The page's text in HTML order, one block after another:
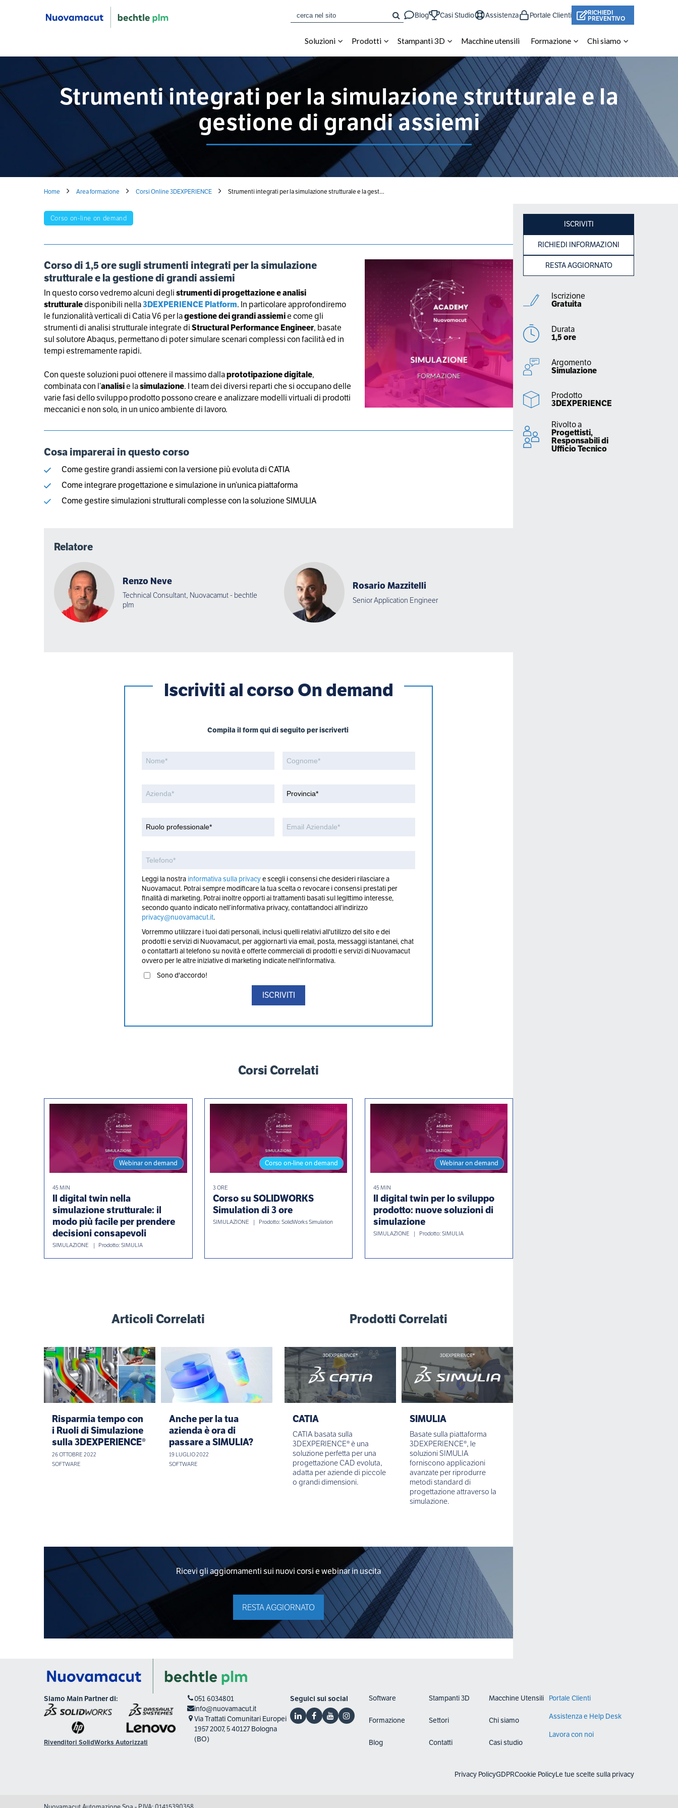
CERCA
Blog Casi Studio Assistenza Portale Clienti
RICHIEDI
PREVENTIVO
Soluzioni Prodotti Stampanti 3D Macchine utensili Formazione Chi siamo
Strumenti integrati per la simulazione strutturale e la
gestione di grandi assiemi
Home Area formazione Corsi Online 3DEXPERIENCE Strumenti integrati per la simulazione strutturale e la gest…
ISCRIVITI
RICHIEDI INFORMAZIONI
RESTA AGGIORNATO
Iscrizione
Gratuita
Durata
1,5 ore
Argomento
Simulazione
Prodotto
3DEXPERIENCE
Rivolto a
Progettisti,
Responsabili di
Ufficio Tecnico
Corso on-line on demand
Corso di 1,5 ore sugli strumenti integrati per la simulazione
strutturale e la gestione di grandi assiemi
In questo corso vedremo alcuni deglistrumenti di progettazione e analisi
strutturaledisponibili nella3DEXPERIENCE Platform. In particolare approfondiremo
le funzionalità verticali di Catia V6 per lagestione dei grandi assiemie come gli
strumenti di analisi strutturale integrate diStructural Performance Engineer, basate
sul solutore Abaqus, permettano di poter simulare scenari complessi con facilità ed in
tempi estremamente rapidi.
Con queste soluzioni puoi ottenere il massimo dallaprototipazione digitale,
combinata con l’analisie lasimulazione. I team dei diversi reparti che si occupano delle
varie fasi dello sviluppo prodotto possono creare e analizzare modelli virtuali di prodotti
meccanici e non solo, in un unico ambiente di lavoro.
Cosa imparerai in questo corso
Come gestire grandi assiemi con la versione più evoluta di CATIA
Come integrare progettazione e simulazione in un’unica piattaforma
Come gestire simulazioni strutturali complesse con la soluzione SIMULIA
Relatore
Renzo Neve
Technical Consultant, Nuovacamut - bechtle
plm
Rosario Mazzitelli
Senior Application Engineer
Iscriviti al corso On demand
Compila il form qui di seguito per iscriverti
Leggi la nostra informativa sulla privacye scegli i consensi che desideri rilasciare a
Nuovamacut. Potrai sempre modificare la tua scelta o revocare i consensi prestati per
finalità di marketing. Potrai inoltre opporti ai trattamenti basati sul legittimo interesse,
secondo quanto indicato nell’informativa privacy, contattandoci all’indirizzo
privacy@nuovamacut.it.
Vorremmo utilizzare i tuoi dati personali, inclusi quelli relativi all'utilizzo del sito e dei
prodotti e servizi di Nuovamacut, per aggiornarti via email, posta, messaggi istantanei, chat
o contattarti al telefono su novità e offerte commerciali di prodotti e servizi di Nuovamacut
ovvero per le altre iniziative di marketing indicate nell'informativa.
Sono d'accordo!
Corsi Correlati
Webinar on demand
45 MIN
Il digital twin nella
simulazione strutturale: il
modo più facile per prendere
decisioni consapevoli
SIMULAZIONE Prodotto: SIMULIA
Corso on-line on demand
3 ORE
Corso su SOLIDWORKS
Simulation di 3 ore
SIMULAZIONE Prodotto: SolidWorks Simulation
Webinar on demand
45 MIN
Il digital twin per lo sviluppo
prodotto: nuove soluzioni di
simulazione
SIMULAZIONE Prodotto: SIMULIA
Articoli Correlati
Risparmia tempo con
i Ruoli di Simulazione
sulla 3DEXPERIENCE®
26 OTTOBRE 2022
SOFTWARE
Anche per la tua
azienda è ora di
passare a SIMULIA?
19 LUGLIO 2022
SOFTWARE
Prodotti Correlati
CATIA
CATIA basata sulla
3DEXPERIENCE® è una
soluzione perfetta per una
progettazione CAD evoluta,
adatta per aziende di piccole
o grandi dimensioni.
SIMULIA
Basate sulla piattaforma
3DEXPERIENCE®, le
soluzioni SIMULIA
forniscono applicazioni
avanzate per riprodurre
metodi standard di
progettazione attraverso la
simulazione.
Ricevi gli aggiornamenti sui nuovi corsi e webinar in uscita
RESTA AGGIORNATO
Siamo Main Partner di:
Rivenditori SolidWorks Autorizzati
051 6034801
info@nuovamacut.it
Via Trattati Comunitari Europei
1957 2007, 5 40127 Bologna
(BO)
Seguici sui social Software Stampanti 3D Macchine Utensili
Formazione Settori Chi siamo
Blog Contatti Casi studio
Portale Clienti
Assistenza e Help Desk
Lavora con noi
Privacy PolicyGDPRCookie PolicyLe tue scelte sulla privacy